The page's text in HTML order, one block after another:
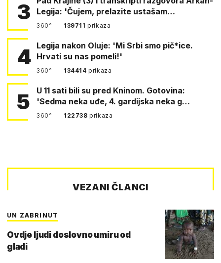
3
Legija: 'Čujem, prelazite ustašam…
360° 139711prikaza
4 Legija nakon Oluje: 'Mi Srbi smo pič*ice.
Hrvati su nas pomeli!'
360° 134414prikaza
5
U 11 sati bili su pred Kninom. Gotovina:
'Sedma neka uđe, 4. gardijska neka g…
360° 122738prikaza
VEZANI ČLANCI
UN ZABRINUT
Ovdje ljudi doslovno umiru od
gladi